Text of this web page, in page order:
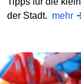
der Stadt. mehr